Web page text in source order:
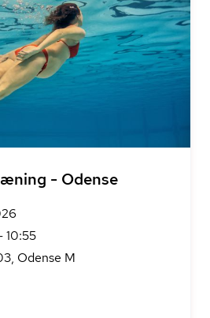
- Odense
10:55
Odense M